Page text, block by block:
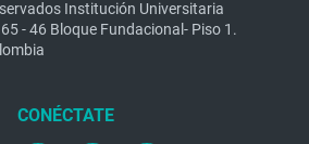
Institución Universitaria
- 46 Bloque Fundacional- Piso 1.